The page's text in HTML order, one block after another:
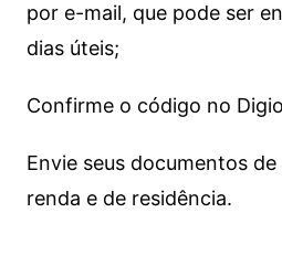
por e-mail, que pode ser
dias úteis;
Confirme o código no
Envie seus documentos
renda e de residência.